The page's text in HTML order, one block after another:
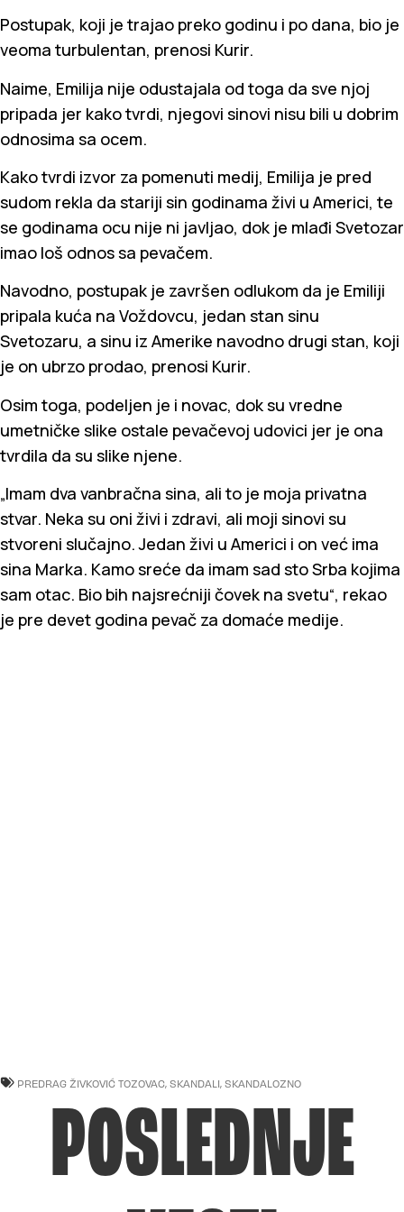
Postupak, koji je trajao preko godinu i po dana, bio je
veoma turbulentan, prenosi Kurir.
Naime, Emilija nije odustajala od toga da sve njoj
pripada jer kako tvrdi, njegovi sinovi nisu bili u dobrim
odnosima sa ocem.
Kako tvrdi izvor za pomenuti medij, Emilija je pred
sudom rekla da stariji sin godinama živi u Americi, te
se godinama ocu nije ni javljao, dok je mlađi Svetozar
imao loš odnos sa pevačem.
Navodno, postupak je završen odlukom da je Emiliji
pripala kuća na Voždovcu, jedan stan sinu
Svetozaru, a sinu iz Amerike navodno drugi stan, koji
je on ubrzo prodao, prenosi Kurir.
Osim toga, podeljen je i novac, dok su vredne
umetničke slike ostale pevačevoj udovici jer je ona
tvrdila da su slike njene.
„Imam dva vanbračna sina, ali to je moja privatna
stvar. Neka su oni živi i zdravi, ali moji sinovi su
stvoreni slučajno. Jedan živi u Americi i on već ima
sina Marka. Kamo sreće da imam sad sto Srba kojima
sam otac. Bio bih najsrećniji čovek na svetu“, rekao
je pre devet godina pevač za domaće medije.
PREDRAG ŽIVKOVIĆ TOZOVAC SKANDALI SKANDALOZNO
POSLEDNJE